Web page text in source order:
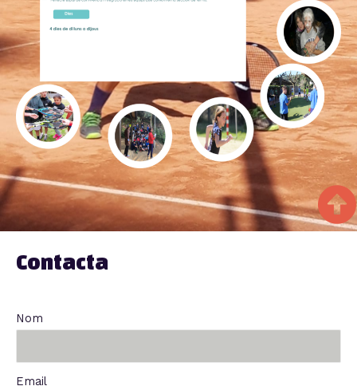
Contacta
Nom
Email